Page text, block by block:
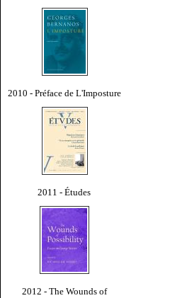
2010 - Préface de L'Imposture
2011 - Études
2012 - The Wounds of